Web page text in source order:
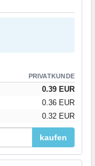
PRIVATKUNDE
0.39 EUR
0.36 EUR
0.32 EUR
kaufen